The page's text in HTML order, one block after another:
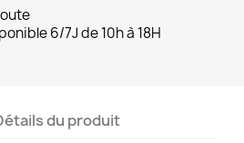
6/7J de 10h à 18H
du produit